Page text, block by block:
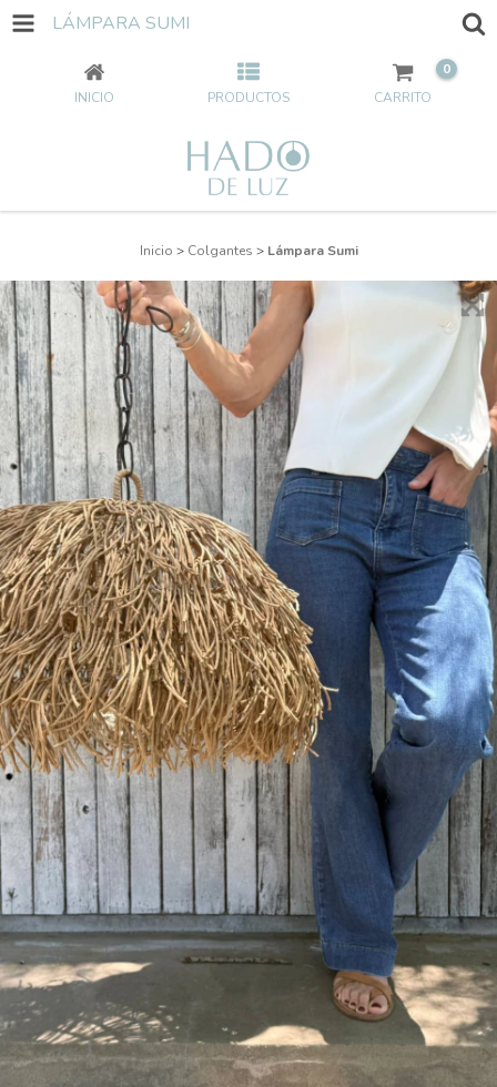
LÁMPARA SUMI
INICIO PRODUCTOS CARRITO
0
Inicio > Colgantes > Lámpara Sumi